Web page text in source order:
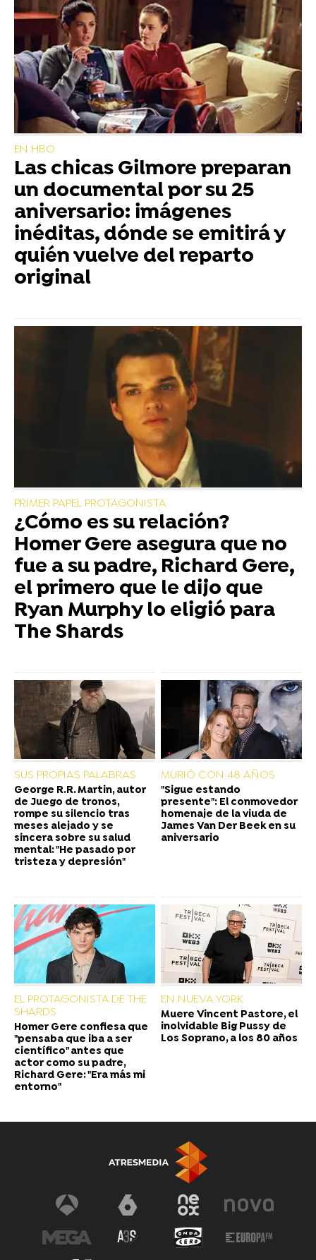
EN HBO
Las chicas Gilmore preparan
un documental por su 25
aniversario: imágenes
inéditas, dónde se emitirá y
quién vuelve del reparto
original
PRIMER PAPEL PROTAGONISTA
¿Cómo es su relación?
Homer Gere asegura que no
fue a su padre, Richard Gere,
el primero que le dijo que
Ryan Murphy lo eligió para
The Shards
SUS PROPIAS PALABRAS
George R.R. Martin, autor
de Juego de tronos,
rompe su silencio tras
meses alejado y se
sincera sobre su salud
mental: "He pasado por
tristeza y depresión"
MURIÓ CON 48 AÑOS
"Sigue estando
presente": El conmovedor
homenaje de la viuda de
James Van Der Beek en su
aniversario
EL PROTAGONISTA DE THE
SHARDS
Homer Gere confiesa que
"pensaba que iba a ser
científico" antes que
actor como su padre,
Richard Gere: "Era más mi
entorno"
EN NUEVA YORK
Muere Vincent Pastore, el
inolvidable Big Pussy de
Los Soprano, a los 80 años